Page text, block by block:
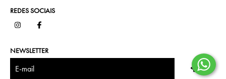
REDES SOCIAIS
NEWSLETTER